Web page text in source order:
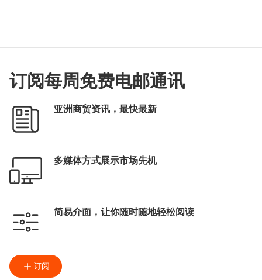
订阅每周免费电邮通讯
亚洲商贸资讯，最快最新
多媒体方式展示市场先机
简易介面，让你随时随地轻松阅读
订阅